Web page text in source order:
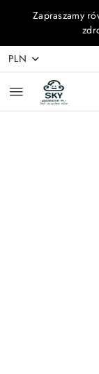
Przejdź do
Przejdź do
Przejdź do
Przejdź do
Przejdź do
Przejdź do
Zapraszamy
PLN